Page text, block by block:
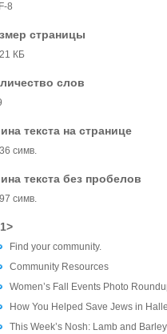
8
страницы
КБ
слов
текста на странице
симв.
текста без пробелов
симв.
Find your community.
Community Resources
Women’s Fall Events Photo
How You Helped Save Jews in
This Week’s Nosh: Lamb and